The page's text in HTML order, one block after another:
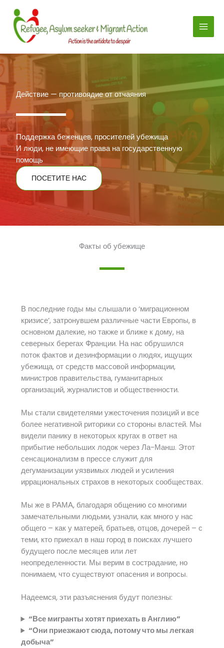
содержимому
Действие — противоядие от отчаяния
Поддержка беженцев, просителей убежища
И люди, не имеющие права на государственную
помощь
ПОСЕТИТЕ НАС
Факты об убежище
В последние годы мы слышали о ‘миграционном
кризисе’, затронувшем различные части Европы, в
основном далекие, но также и ближе к дому, на
северных берегах Франции. На нас обрушился
поток фактов и дезинформации о людях, ищущих
убежища, от средств массовой информации,
министров правительства, гуманитарных
организаций, журналистов и общественности.
Мы стали свидетелями ужесточения позиций и все
более негативной риторики со стороны властей. Мы
видели панику в некоторых кругах в ответ на
прибытие небольших лодок через Ла-Манш. Этот
сенсационализм в прессе служит для
дегуманизации уязвимых людей и усиления
иррациональных страхов в некоторых сообществах.
Мы же в РАМА, благодаря общению со многими
замечательными людьми, узнали, как много у нас
общего – как у матерей, братьев, отцов, дочерей – с
теми, кто приехал в наш город в поисках лучшего
будущего после месяцев или лет
неопределенности. Мы верим в сострадание, но
понимаем, что существуют опасения и вопросы.
Надеемся, эти разъяснения будут полезны:
“Все мигранты хотят приехать в Англию”
“Они приезжают сюда, потому что мы легкая
добыча”